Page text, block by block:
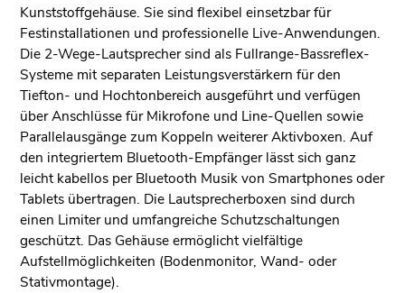
Kunststoffgehäuse. Sie sind flexibel einsetzbar für
Festinstallationen und professionelle Live-Anwendungen.
Die 2-Wege-Lautsprecher sind als Fullrange-Bassreflex-
Systeme mit separaten Leistungsver­stärkern für den
Tiefton- und Hochtonbereich ausgeführt und verfügen
über Anschlüsse für Mikrofone und Line-Quellen sowie
Parallelausgänge zum Koppeln weiterer Aktivboxen. Auf
den integriertem Bluetooth-Empfänger lässt sich ganz
leicht kabellos per Bluetooth Musik von Smartphones oder
Tablets übertragen. Die Lautsprecherboxen sind durch
einen Limiter und umfangreiche Schutzschaltungen
geschützt. Das Gehäuse ermöglicht vielfältige
Aufstellmöglichkeiten (Bodenmonitor, Wand- oder
Stativmontage).